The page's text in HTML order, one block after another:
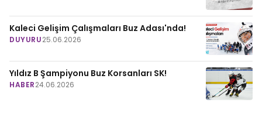
Kaleci Gelişim Çalışmaları Buz Adası'nda!
DUYURU25.06.2026
Yıldız B Şampiyonu Buz Korsanları SK!
HABER24.06.2026